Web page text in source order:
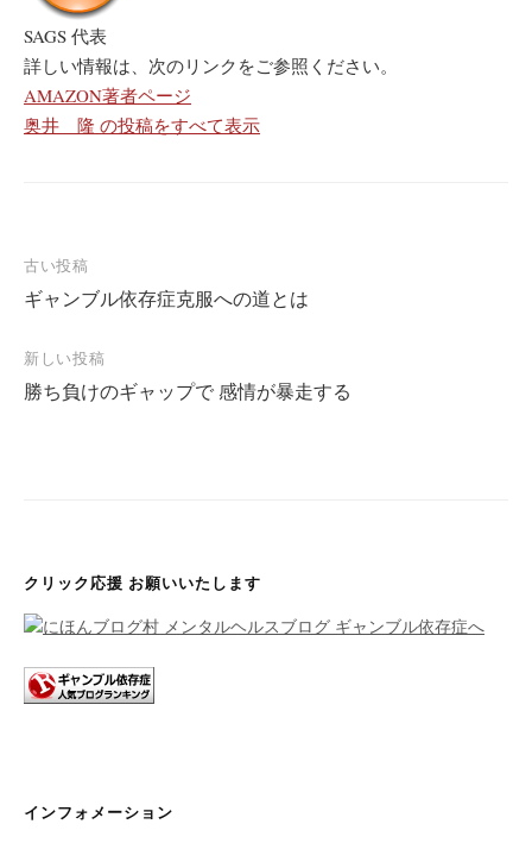
SAGS 代表
詳しい情報は、次のリンクをご参照ください。
AMAZON著者ページ
奥井 隆 の投稿をすべて表示
稿
ナ
ョ
ン
古い投稿
ギャンブル依存症克服への道とは
新しい投稿
勝ち負けのギャップで 感情が暴走する
クリック応援 お願いいたします
インフォメーション